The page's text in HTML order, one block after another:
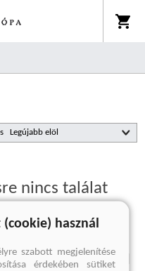
nincs találat
felmondási nyilatkozat
használ
szabott megjelenítése
érdekében sütiket